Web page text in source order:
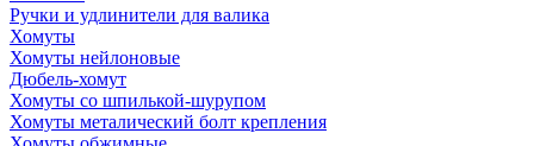
Ручки и удлинители для валика
Хомуты
Хомуты нейлоновые
Дюбель-хомут
Хомуты со шпилькой-шурупом
Хомуты металический болт крепления